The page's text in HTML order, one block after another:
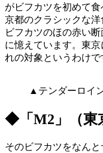
がビフカツを初めて
京都のクラシックな
ビフカツのほの赤い
に憶えています。東
れの対象というわけで
▲テンダーロイ
◆「M2」（東
そのビフカツをなん